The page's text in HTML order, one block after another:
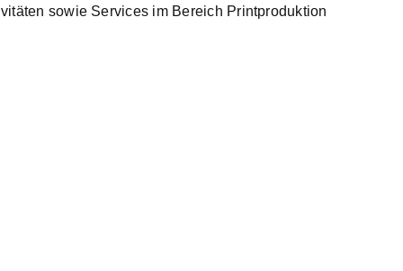
sowie Services im Bereich Printproduktion